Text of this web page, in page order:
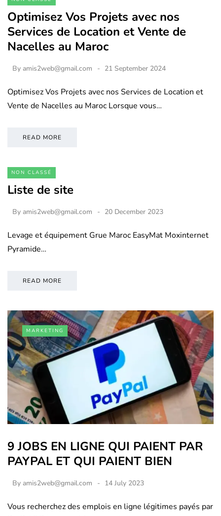
Optimisez Vos Projets avec nos
Services de Location et Vente de
Nacelles au Maroc
By amis2web@gmail.com 21 September 2024
Optimisez Vos Projets avec nos Services de Location et
Vente de Nacelles au Maroc Lorsque vous…
READ MORE
NON CLASSÉ
Liste de site
By amis2web@gmail.com 20 December 2023
Levage et équipement Grue Maroc EasyMat Moxinternet
Pyramide…
READ MORE
MARKETING
9 JOBS EN LIGNE QUI PAIENT PAR
PAYPAL ET QUI PAIENT BIEN
By amis2web@gmail.com 14 July 2023
Vous recherchez des emplois en ligne légitimes payés par